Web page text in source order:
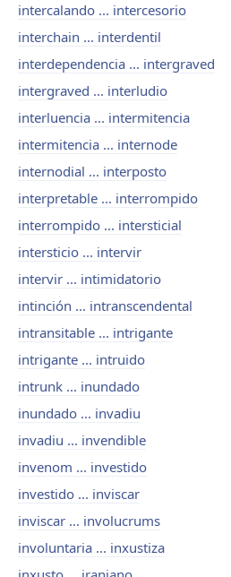
intercalando ... intercesorio
interchain ... interdentil
interdependencia ... intergraved
intergraved ... interludio
interluencia ... intermitencia
intermitencia ... internode
internodial ... interposto
interpretable ... interrompido
interrompido ... intersticial
intersticio ... intervir
intervir ... intimidatorio
intinción ... intranscendental
intransitable ... intrigante
intrigante ... intruido
intrunk ... inundado
inundado ... invadiu
invadiu ... invendible
invenom ... investido
investido ... inviscar
inviscar ... involucrums
involuntaria ... inxustiza